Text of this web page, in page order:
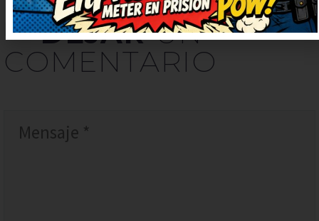
DEJARUN
COMENTARIO